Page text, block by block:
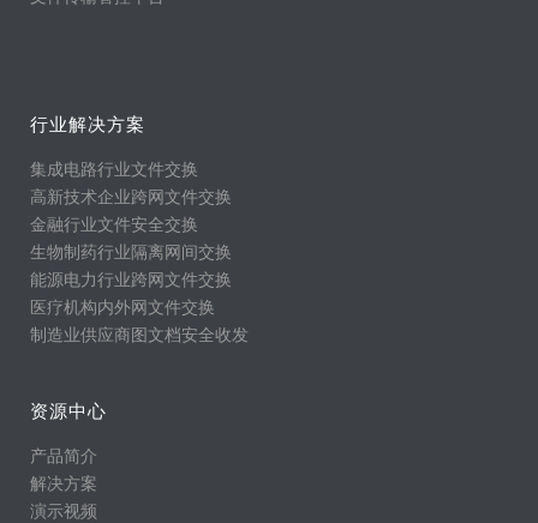
行业解决方案
集成电路行业文件交换
高新技术企业跨网文件交换
金融行业文件安全交换
生物制药行业隔离网间交换
能源电力行业跨网文件交换
医疗机构内外网文件交换
制造业供应商图文档安全收发
资源中心
产品简介
解决方案
演示视频